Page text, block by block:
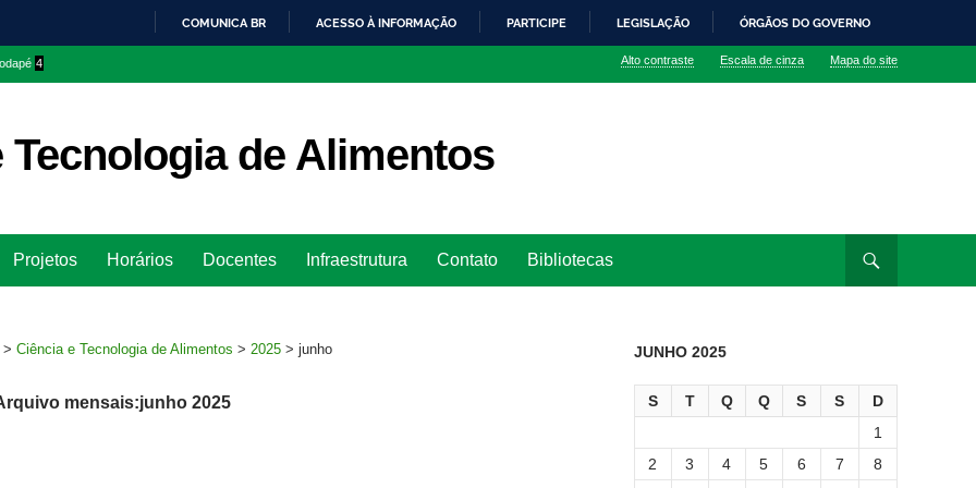
O
COMUNICA BR ACESSO À INFORMAÇÃO PARTICIPE LEGISLAÇÃO ÓRGÃOS DO GOVERNO
4 Alto contraste Escala de cinza Mapa do site
Tecnologia de Alimentos
para
Projetos Horários Docentes Infraestrutura Contato Bibliotecas
> Ciência e Tecnologia de Alimentos > 2025 > junho
mensais:junho 2025
JUNHO 2025
S T Q Q S S
D
1
2
3 4 5 6 7
8